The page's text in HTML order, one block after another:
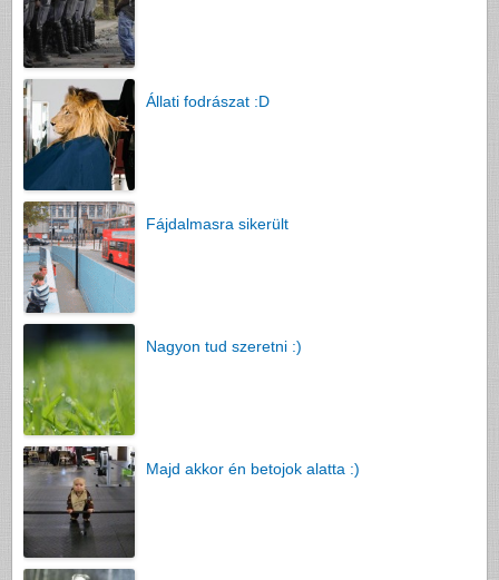
Állati fodrászat :D
Fájdalmasra sikerült
Nagyon tud szeretni :)
Majd akkor én betojok alatta :)